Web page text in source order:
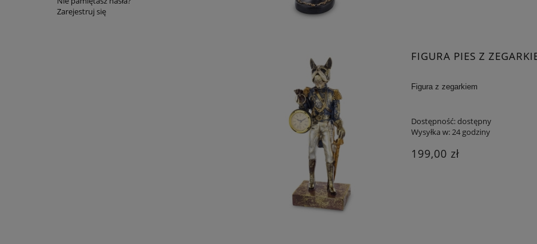
Zarejestruj się
FIGURA PIES Z
Figura z zegarkiem
Dostępność:dostępny
Wysyłka w:24 godziny
199,00 zł